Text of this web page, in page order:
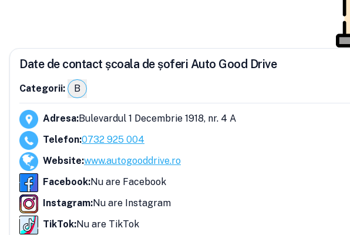
Date de contact școala de șoferi Auto Good Drive
Categorii: B
Adresa:Bulevardul 1 Decembrie 1918, nr. 4 A
Telefon:0732 925 004
Website:www.autogooddrive.ro
Facebook:Nu are Facebook
Instagram:Nu are Instagram
TikTok:Nu are TikTok